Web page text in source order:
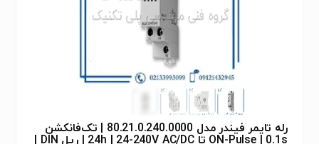
رله تایمر فیندر مدل 80.21.0.240.0000 | تک‌فانکشن